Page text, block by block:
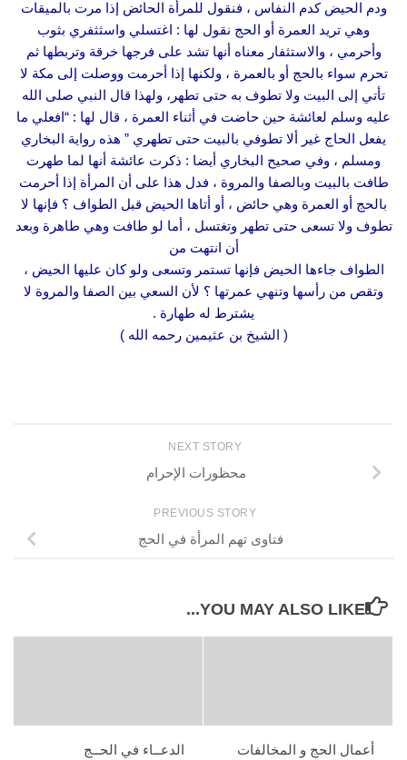
ودم الحيض كدم النفاس ، فنقول للمرأة الحائض إذا مرت بالميقات
وهي تريد العمرة أو الحج نقول لها : اغتسلي واسثثفري بثوب
وأحرمي ، والاستثفار معناه أنها تشد على فرجها خرقة وتربطها ثم
تحرم سواء بالحج أو بالعمرة ، ولكنها إذا أحرمت ووصلت إلى مكة لا
تأتي إلى البيت ولا تطوف به حتى تطهر، ولهذا قال النبي صلى الله
عليه وسلم لعائشة حين حاضت في أثناء العمرة ، قال لها : “افعلي ما
يفعل الحاج غير ألا تطوفي بالبيت حتى تطهري ” هذه رواية البخاري
ومسلم ، وفي صحيح البخاري أيضا : ذكرت عائشة أنها لما طهرت
طافت بالبيت وبالصفا والمروة ، فدل هذا على أن المرأة إذا أحرمت
بالحج أو العمرة وهي حائض ، أو أتاها الحيض قبل الطواف ؟ فإنها لا
تطوف ولا تسعى حتى تطهر وتغتسل ، أما لو طافت وهي طاهرة وبعد
أن انتهت من
الطواف جاءها الحيض فإنها تستمر وتسعى ولو كان عليها الحيض ،
وتقص من رأسها وتنهي عمرتها ؟ لأن السعي بين الصفا والمروة لا
يشترط له طهارة .
( الشيخ بن عثيمين رحمه الله )
NEXT STORY
محظورات الإحرام
PREVIOUS STORY
فتاوى تهم المرأة في الحج
YOU MAY ALSO LIKE...
الدعــاء في الحــج
أعمال الحج و المخالفات